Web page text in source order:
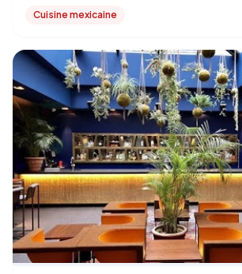
Cuisine mexicaine